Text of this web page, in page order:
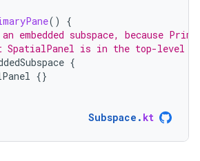
()
{
embedded subspace, because
is in the top-level
{
{}
Subspace . kt